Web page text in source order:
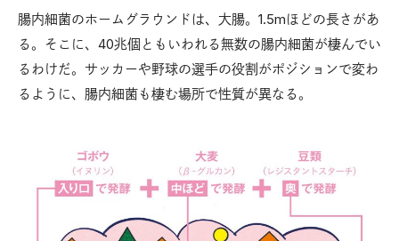
腸内細菌のホームグラウンドは、大腸。1.5mほどの長さがあ
る。そこに、40兆個ともいわれる無数の腸内細菌が棲んでい
るわけだ。サッカーや野球の選手の役割がポジションで変わ
るように、腸内細菌も棲む場所で性質が異なる。